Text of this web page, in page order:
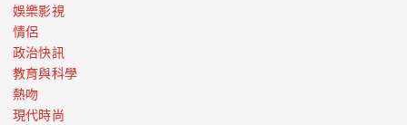
娛樂影視
情侶
政治快訊
教育與科學
熱吻
現代時尚